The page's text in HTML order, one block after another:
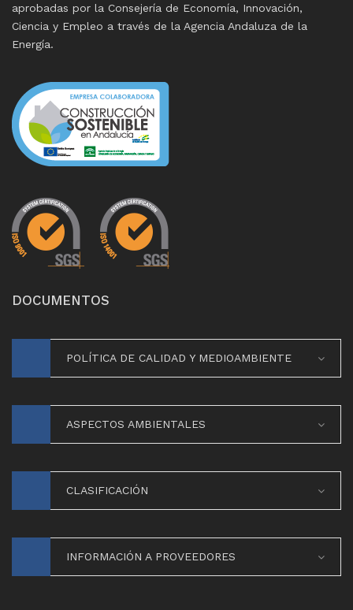
aprobadas por la Consejería de Economía, Innovación,
Ciencia y Empleo a través de la Agencia Andaluza de la
Energía.
DOCUMENTOS
POLÍTICA DE CALIDAD Y MEDIOAMBIENTE
ASPECTOS AMBIENTALES
CLASIFICACIÓN
INFORMACIÓN A PROVEEDORES